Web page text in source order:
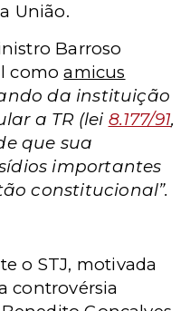
União.
Barroso
comoamicus
da instituição
a TR (lei 8.177/91,
que sua
importantes
constitucional”.
o STJ, motivada
controvérsia